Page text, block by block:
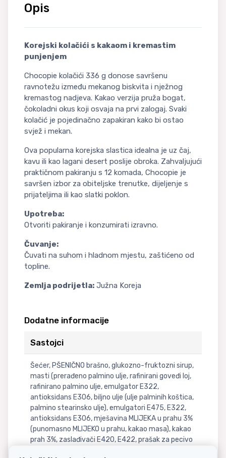
Opis
Korejski kolačići s kakaom i kremastim
punjenjem
Chocopie kolačići 336 g donose savršenu
ravnotežu između mekanog biskvita i nježnog
kremastog nadjeva. Kakao verzija pruža bogat,
čokoladni okus koji osvaja na prvi zalogaj. Svaki
kolačić je pojedinačno zapakiran kako bi ostao
svjež i mekan.
Ova popularna korejska slastica idealna je uz čaj,
kavu ili kao lagani desert poslije obroka. Zahvaljujući
praktičnom pakiranju s 12 komada, Chocopie je
savršen izbor za obiteljske trenutke, dijeljenje s
prijateljima ili kao slatki poklon.
Upotreba:
Otvoriti pakiranje i konzumirati izravno.
Čuvanje:
Čuvati na suhom i hladnom mjestu, zaštićeno od
topline.
Zemlja podrijetla: Južna Koreja
Dodatne informacije
Sastojci
Šećer, PŠENIČNO brašno, glukozno-fruktozni sirup,
masti (prerađeno palmino ulje, rafinirani goveđi loj,
rafinirano palmino ulje, emulgator E322,
antioksidans E306, biljno ulje (ulje palminih koštica,
palmino stearinsko ulje), emulgatori E475, E322,
antioksidans E306, mješavina MLIJEKA u prahu 3%
(punomasno MLIJEKO u prahu, kakao masa), kakao
prah 3%, zaslađivači E420, E422, prašak za pecivo